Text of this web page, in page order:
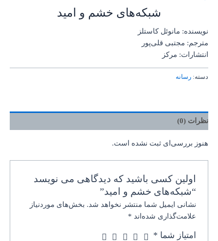
شبکه‌های خشم و امید
نویسنده: مانوئل کاستلز
مترجم: مجتبی قلی‌پور
انتشارات: مرکز
دسته: رسانه
نظرات (0)
هنوز بررسی‌ای ثبت نشده است.
اولین کسی باشید که دیدگاهی می نویسد
“شبکه‌های خشم و امید”
نشانی ایمیل شما منتشر نخواهد شد. بخش‌های موردنیاز
علامت‌گذاری شده‌اند *
امتیاز شما *